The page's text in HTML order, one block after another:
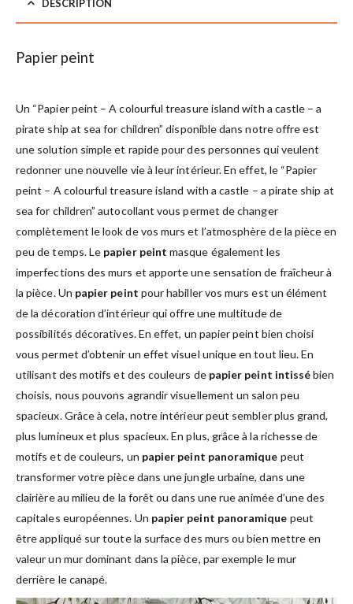
DESCRIPTION
Papier peint
Un “Papier peint – A colourful treasure island with a castle – a
pirate ship at sea for children” disponible dans notre offre est
une solution simple et rapide pour des personnes qui veulent
redonner une nouvelle vie à leur intérieur. En effet, le “Papier
peint – A colourful treasure island with a castle – a pirate ship at
sea for children” autocollant vous permet de changer
complètement le look de vos murs et l’atmosphère de la pièce en
peu de temps. Le papier peint masque également les
imperfections des murs et apporte une sensation de fraîcheur à
la pièce. Un papier peint pour habiller vos murs est un élément
de la décoration d’intérieur qui offre une multitude de
possibilités décoratives. En effet, un papier peint bien choisi
vous permet d’obtenir un effet visuel unique en tout lieu. En
utilisant des motifs et des couleurs de papier peint intissébien
choisis, nous pouvons agrandir visuellement un salon peu
spacieux. Grâce à cela, notre intérieur peut sembler plus grand,
plus lumineux et plus spacieux. En plus, grâce à la richesse de
motifs et de couleurs, un papier peint panoramique peut
transformer votre pièce dans une jungle urbaine, dans une
clairière au milieu de la forêt ou dans une rue animée d’une des
capitales européennes. Un papier peint panoramique peut
être appliqué sur toute la surface des murs ou bien mettre en
valeur un mur dominant dans la pièce, par exemple le mur
derrière le canapé.